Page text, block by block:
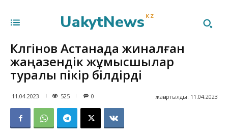
UakytNews KZ
Көлгінов Астанада жиналған
жаңаөзендік жұмысшылар
туралы пікір білдірді
11.04.2023 525 жаңартылды: 11.04.2023
0